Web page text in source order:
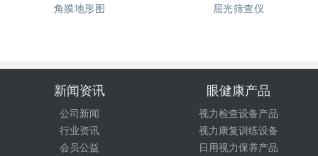
角膜地形图 屈光筛查仪
新闻资讯
公司新闻
行业资讯
会员公益
眼健康产品
视力检查设备产品
视力康复训练设备
日用视力保养产品